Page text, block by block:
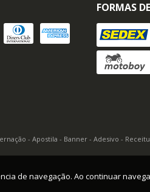
FORMAS
- Apostila - Banner - Adesivo -
de navegação. Ao continuar